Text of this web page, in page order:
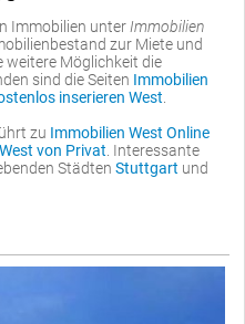
Immobilien unter Immobilien
zur Miete und
weitere Möglichkeit die
sind die Seiten Immobilien
inserieren West
zu Immobilien West Online
von Privat . Interessante
Städten Stuttgart und